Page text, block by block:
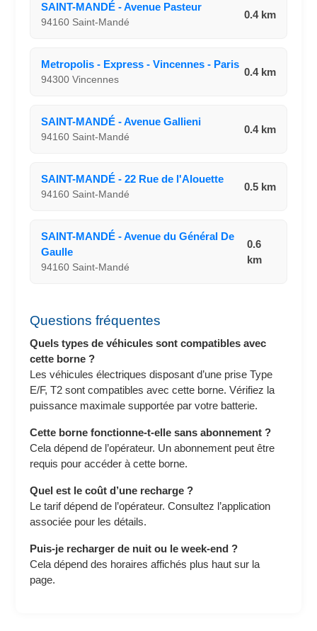
SAINT-MANDÉ - Avenue Pasteur
94160 Saint-Mandé
0.4 km
Metropolis - Express - Vincennes - Paris
94300 Vincennes
0.4 km
SAINT-MANDÉ - Avenue Gallieni
94160 Saint-Mandé
0.4 km
SAINT-MANDÉ - 22 Rue de l'Alouette
94160 Saint-Mandé
0.5 km
SAINT-MANDÉ - Avenue du Général De
Gaulle
94160 Saint-Mandé
0.6
km
Questions fréquentes
Quels types de véhicules sont compatibles avec
cette borne ?
Les véhicules électriques disposant d’une prise Type
E/F, T2 sont compatibles avec cette borne. Vérifiez la
puissance maximale supportée par votre batterie.
Cette borne fonctionne-t-elle sans abonnement ?
Cela dépend de l’opérateur. Un abonnement peut être
requis pour accéder à cette borne.
Quel est le coût d’une recharge ?
Le tarif dépend de l’opérateur. Consultez l’application
associée pour les détails.
Puis-je recharger de nuit ou le week-end ?
Cela dépend des horaires affichés plus haut sur la
page.